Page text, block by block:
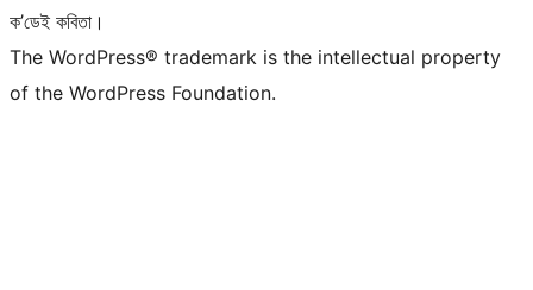
ক’ডেই কবিতা।
The WordPress® trademark is the intellectual property
of the WordPress Foundation.